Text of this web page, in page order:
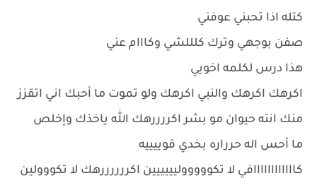
كتله اذا تحبني عوفني
صفن بوجهي وترك كلللشي وكااام عني
هذا درس لكلمه اخويي
اكرهك اكرهك والنبي اكرهك ولو تموت ما أحبك اني اتقزز
منك انته حيوان مو بشر اكررررهك الله ياخذك وإخلص
ما أحس اله حرراره بخدي قوييييه
كاااااااااااافي لا تكوووووليييييين اكررررررهك لا تكووولين